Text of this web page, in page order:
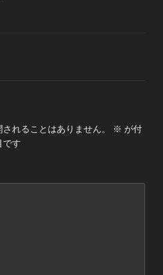
れることはありません。 ※ が付
です